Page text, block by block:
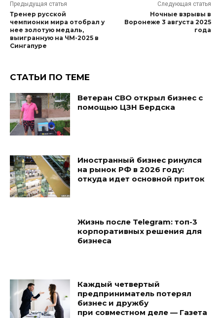
Предыдущая статья
Тренер русской
чемпионки мира отобрал у
нее золотую медаль,
выигранную на ЧМ-2025 в
Сингапуре
Следующая статья
Ночные взрывы в
Воронеже 3 августа 2025
года
СТАТЬИ ПО ТЕМЕ
Ветеран СВО открыл бизнес с
помощью ЦЗН Бердска
Иностранный бизнес ринулся
на рынок РФ в 2026 году:
откуда идет основной приток
Жизнь после Telegram: топ-3
корпоративных решения для
бизнеса
Каждый четвертый
предприниматель потерял
бизнес и дружбу
при совместном деле — Газета